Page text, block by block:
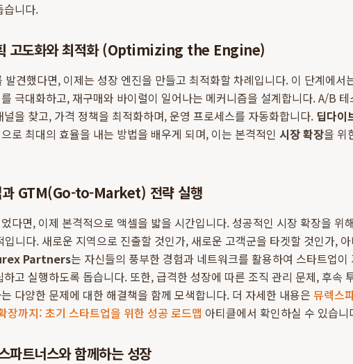
습니다.
고도화와 최적화 (Optimizing the Engine)
발견했다면, 이제는 성장 엔진을 만들고 최적화할 차례입니다. 이 단계에서
극대화하고, 재구매와 바이럴이 일어나는 메커니즘을 설계합니다. A/B
을 찾고, 가격 정책을 최적화하며, 운영 프로세스를 자동화합니다. 딥다이
로 최대의 효율을 내는 방법을 배우게 되며, 이는 본격적인 시장 확장을 위
과 GTM(Go-to-Market) 전략 실행
다면, 이제 본격적으로 액셀을 밟을 시간입니다. 성공적인 시장 확장을 위
니다. 새로운 지역으로 진출할 것인가, 새로운 고객군을 타겟할 것인가,
Partners는 자신들의 풍부한 경험과 네트워크를 활용하여 스타트업이
고 실행하도록 돕습니다. 또한, 급격한 성장에 따른 조직 관리 문제, 후속
다양한 문제에 대한 해결책을 함께 모색합니다. 더 자세한 내용은 뮤렉스
장까지: 초기 스타트업을 위한 성공 로드맵 아티클에서 확인하실 수 있습니
파트너스와 함께하는 성장